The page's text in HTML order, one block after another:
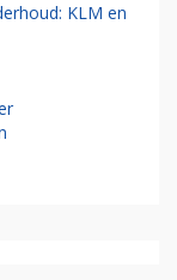
KLM en